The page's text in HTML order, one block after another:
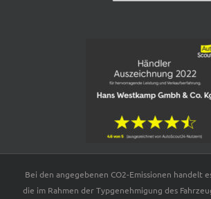
Bei den angegebenen CO2-Emissionen handelt
die im Rahmen der Typgenehmigung des